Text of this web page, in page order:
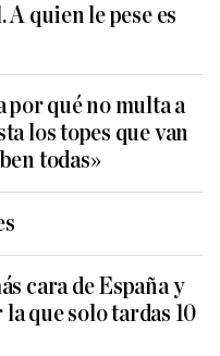
quien le pese es
qué no multa a
los topes que van
todas»
cara de España y
que solo tardas 10